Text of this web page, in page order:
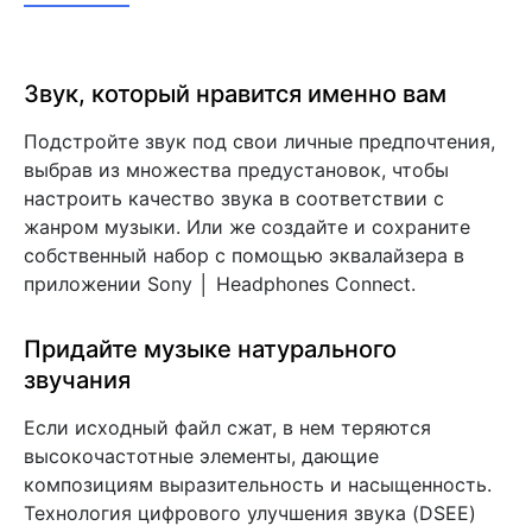
Звук, который нравится именно вам
Подстройте звук под свои личные предпочтения,
выбрав из множества предустановок, чтобы
настроить качество звука в соответствии с
жанром музыки. Или же создайте и сохраните
собственный набор с помощью эквалайзера в
приложении Sony │ Headphones Connect.
Придайте музыке натурального
звучания
Если исходный файл сжат, в нем теряются
высокочастотные элементы, дающие
композициям выразительность и насыщенность.
Технология цифрового улучшения звука (DSEE)